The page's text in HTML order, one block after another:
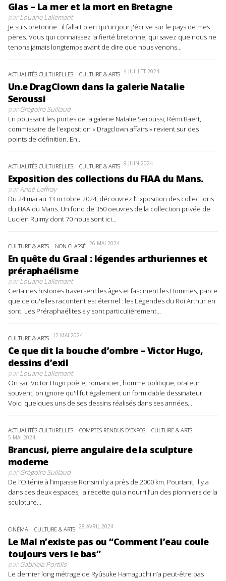
Glas – La mer et la mort en Bretagne
parLouane Lallemant
Je suis bretonne : il fallait bien qu'un jour j'écrive sur le pays de mes
pères. Vous qui connaissez la fierté bretonne, qui savez que nous ne
tenons jamais longtemps avant de dire que nous venons...
ACTUALITÉS CULTURELLES CULTURE & ARTS 4 JUILLET 2024
Un.e DragClown dans la galerie Natalie
Seroussi
parGrégoire Suillaud
En poussant les portes de la galerie Natalie Seroussi, Rémi Baert,
commissaire de l’exposition « Dragclown affairs » revient sur des
points de définition. En...
ACTUALITÉS CULTURELLES CULTURE & ARTS 9 JUIN 2024
Exposition des collections du FIAA du Mans.
parAnaë Leffray
Du 24 mai au 13 octobre 2024, découvrez l’Exposition des collections
du FIAA du Mans. Un fond de 350 oeuvres de la collection privée de
Lucien Ruimy dont 70 nous sont ici...
CULTURE & ARTS NON CLASSÉ 26 MAI 2024
En quête du Graal : légendes arthuriennes et
préraphaélisme
parLouane Lallemant
Certaines histoires traversent les âges et fascinent les Hommes, parce
que ce qu'elles racontent est éternel : les Légendes du Roi Arthur en
sont. Les Préraphaélites s'y sont particulièrement...
CULTURE & ARTS 12 MAI 2024
Ce que dit la bouche d’ombre – Victor Hugo,
dessins d’exil
parLouane Lallemant
On sait Victor Hugo poète, romancier, homme politique, orateur :
souvent, on ignore qu'il fut également un formidable dessinateur.
Voici quelques uns de ses dessins réalisés dans ses années...
ACTUALITÉS CULTURELLES COMPTES RENDUS D'EXPOS CULTURE & ARTS
5 MAI 2024
Brancusi, pierre angulaire de la sculpture
moderne
parGrégoire Suillaud
De l’Olténie à l’impasse Ronsin il y a près de 2000 km. Pourtant, il y a
dans ces deux espaces, la recette qui a nourri l’un des pionniers de la
sculpture...
CINÉMA CULTURE & ARTS 28 AVRIL 2024
Le Mal n’existe pas ou “Comment l’eau coule
toujours vers le bas”
parGabriela Portillo
Le dernier long métrage de Ryûsuke Hamaguchi n’a peut-être pas